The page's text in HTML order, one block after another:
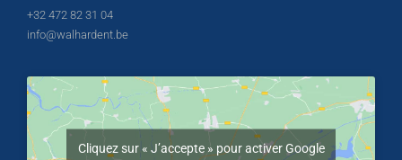
+32 472 82 31 04
info@walhardent.be
Cliquez sur « J’accepte » pour activer Google